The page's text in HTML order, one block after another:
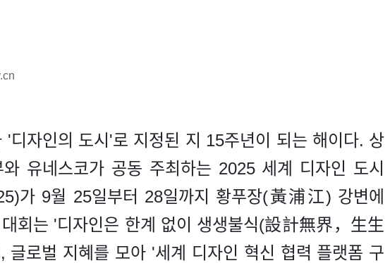
'디자인의 도시'로 지정된 지 15주년이 되는 해이다. 상
와 유네스코가 공동 주최하는 2025 세계 디자인 도시
가 9월 25일부터 28일까지 황푸장(黃浦江) 강변에
회는 '디자인은 한계 없이 생생불식(設計無界，生生
글로벌 지혜를 모아 '세계 디자인 혁신 협력 플랫폼 구